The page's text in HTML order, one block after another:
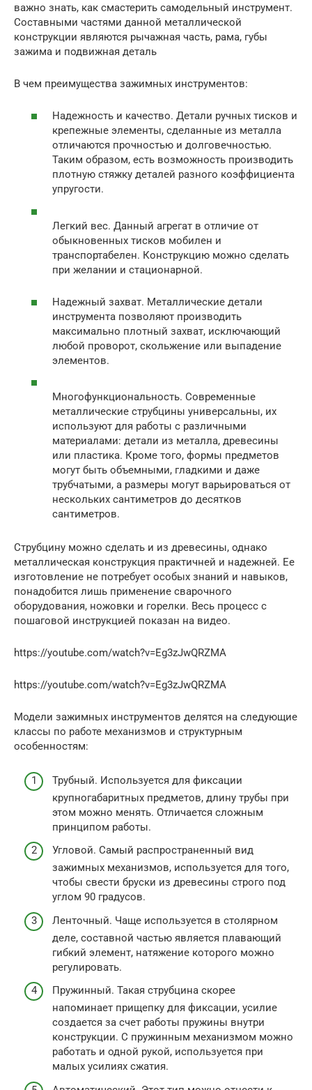
важно знать, как смастерить самодельный инструмент.
Составными частями данной металлической
конструкции являются рычажная часть, рама, губы
зажима и подвижная деталь
В чем преимущества зажимных инструментов:
Надежность и качество. Детали ручных тисков и
крепежные элементы, сделанные из металла
отличаются прочностью и долговечностью.
Таким образом, есть возможность производить
плотную стяжку деталей разного коэффициента
упругости.
Легкий вес. Данный агрегат в отличие от
обыкновенных тисков мобилен и
транспортабелен. Конструкцию можно сделать
при желании и стационарной.
Надежный захват. Металлические детали
инструмента позволяют производить
максимально плотный захват, исключающий
любой проворот, скольжение или выпадение
элементов.
Многофункциональность. Современные
металлические струбцины универсальны, их
используют для работы с различными
материалами: детали из металла, древесины
или пластика. Кроме того, формы предметов
могут быть объемными, гладкими и даже
трубчатыми, а размеры могут варьироваться от
нескольких сантиметров до десятков
сантиметров.
Струбцину можно сделать и из древесины, однако
металлическая конструкция практичней и надежней. Ее
изготовление не потребует особых знаний и навыков,
понадобится лишь применение сварочного
оборудования, ножовки и горелки. Весь процесс с
пошаговой инструкцией показан на видео.
https://youtube.com/watch?v=Eg3zJwQRZMA
https://youtube.com/watch?v=Eg3zJwQRZMA
Модели зажимных инструментов делятся на следующие
классы по работе механизмов и структурным
особенностям:
Трубный. Используется для фиксации
крупногабаритных предметов, длину трубы при
этом можно менять. Отличается сложным
принципом работы.
Угловой. Самый распространенный вид
зажимных механизмов, используется для того,
чтобы свести бруски из древесины строго под
углом 90 градусов.
Ленточный. Чаще используется в столярном
деле, составной частью является плавающий
гибкий элемент, натяжение которого можно
регулировать.
Пружинный. Такая струбцина скорее
напоминает прищепку для фиксации, усилие
создается за счет работы пружины внутри
конструкции. С пружинным механизмом можно
работать и одной рукой, используется при
малых усилиях сжатия.